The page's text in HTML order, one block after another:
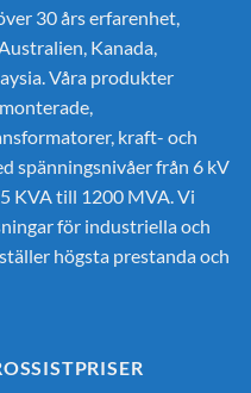
30 års erfarenhet,
Kanada,
Våra produkter
kraft- och
spänningsnivåer från 6 kV
KVA till 1200 MVA. Vi
för industriella och
högsta prestanda och